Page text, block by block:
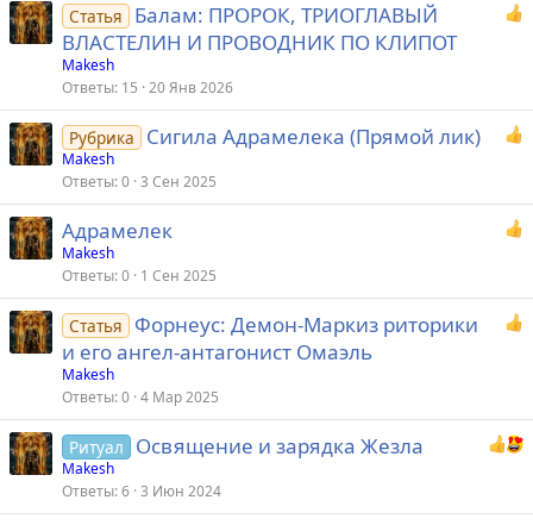
Статья
Балам: ПРОРОК, ТРИОГЛАВЫЙ
ВЛАСТЕЛИН И ПРОВОДНИК ПО КЛИПОТ
Makesh
Ответы 15 20 Янв 2026
Рубрика Сигила Адрамелека (Прямой лик)
Makesh
Ответы 0 3 Сен 2025
Адрамелек
Makesh
Ответы 0 1 Сен 2025
Статья
Форнеус: Демон-Маркиз риторики
и его ангел-антагонист Омаэль
Makesh
Ответы 0 4 Мар 2025
Ритуал Освящение и зарядка Жезла
Makesh
Ответы 6 3 Июн 2024